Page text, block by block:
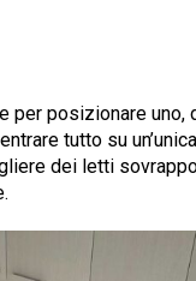
posizionare uno,
tutto su
dei letti